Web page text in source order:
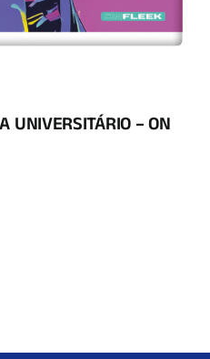
UNIVERSITÁRIO – ON